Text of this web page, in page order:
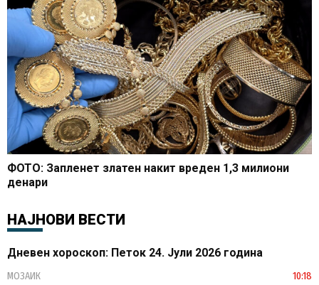
ФОТО: Запленет златен накит вреден 1,3 милиони
денари
НАЈНОВИ ВЕСТИ
Дневен хороскоп: Петок 24. Јули 2026 година
МОЗАИК 10:18